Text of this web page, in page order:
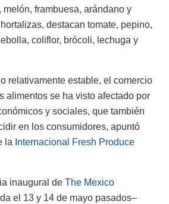
frambuesa, arándano y
destacan tomate, pepino,
coliflor, brócoli, lechuga y
relativamente estable, el comercio
alimentos se ha visto afectado por
y sociales, que también
en los consumidores, apuntó
la Internacional Fresh Produce
inaugural de The Mexico
el 13 y 14 de mayo pasados–